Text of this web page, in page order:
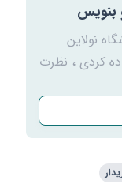
بنویس
نولاین
کردی ، نظرت